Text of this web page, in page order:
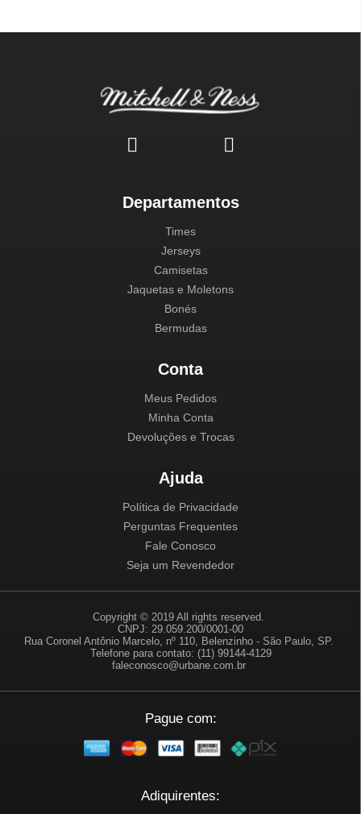
Departamentos
Times
Jerseys
Camisetas
Jaquetas e Moletons
Bonés
Bermudas
Conta
Meus Pedidos
Minha Conta
Devoluções e Trocas
Ajuda
Política de Privacidade
Perguntas Frequentes
Fale Conosco
Seja um Revendedor
Copyright © 2019 All rights reserved.
CNPJ: 29.059.200/0001-00
Rua Coronel Antônio Marcelo, nº 110, Belenzinho - São Paulo, SP.
Telefone para contato: (11) 99144-4129
faleconosco@urbane.com.br
Pague com:
Adiquirentes: